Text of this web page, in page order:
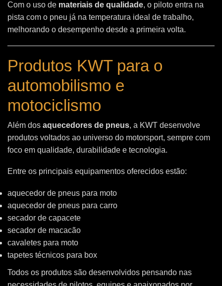
Com o uso de materiais de qualidade, o piloto entra na
pista com o pneu já na temperatura ideal de trabalho,
melhorando o desempenho desde a primeira volta.
Produtos KWT para o
automobilismo e
motociclismo
Além dos aquecedores de pneus, a KWT desenvolve
produtos voltados ao universo do motorsport, sempre com
foco em qualidade, durabilidade e tecnologia.
Entre os principais equipamentos oferecidos estão:
aquecedor de pneus para moto
aquecedor de pneus para carro
secador de capacete
secador de macacão
cavaletes para moto
tapetes técnicos para box
Todos os produtos são desenvolvidos pensando nas